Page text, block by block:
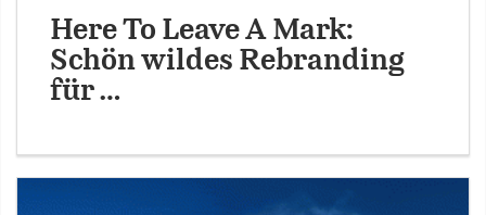
Here To Leave A Mark:
Schön wildes Rebranding
für …